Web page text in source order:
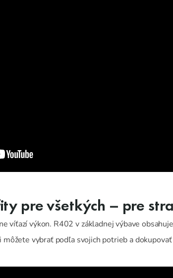
pre všetkých – pre
víťazí výkon. R402 v základnej výbave
vybrať podľa svojich potrieb a